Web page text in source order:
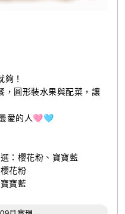
！
，圓形裝水果與配菜，讓
愛的人🩷🩵
：櫻花粉、寶寶藍
花粉
寶藍